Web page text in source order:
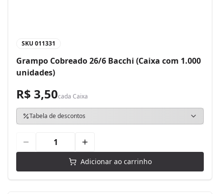
SKU 011331
Grampo Cobreado 26/6 Bacchi (Caixa com 1.000
unidades)
R$ 3,50cada Caixa
Tabela de descontos
Adicionar ao carrinho